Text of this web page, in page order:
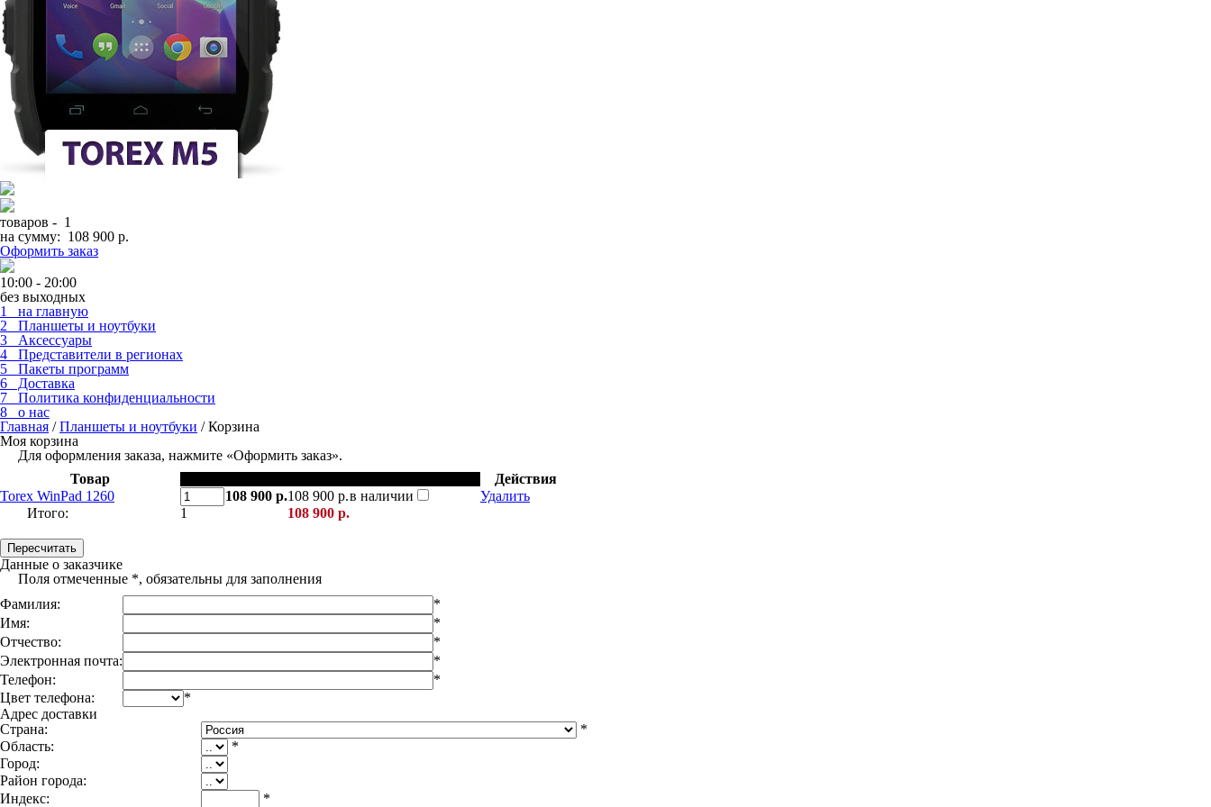
товаров - 1
на сумму: 108 900 р.
Оформить заказ
10:00 - 20:00
без выходных
1 на главную
2 Планшеты и ноутбуки
3 Аксессуары
4 Представители в регионах
5 Пакеты программ
6 Доставка
7 Политика конфиденциальности
8 о нас
Главная /Планшеты и ноутбуки /Корзина
Моя корзина
Для оформления заказа, нажмите «Оформить заказ».
Товар
Действия
Torex WinPad 1260
108 900 р.108 900 р.в наличии
Удалить
Итого:
1 108 900 р.
Данные о заказчике
Поля отмеченные *, обязательны для заполнения
Фамилия:
*
Имя:
*
Отчество:
*
Электронная почта:
*
Телефон:
*
Цвет телефона:
*
Адрес доставки
Страна:
*
Область:
*
Город:
Район города:
Индекс:
*